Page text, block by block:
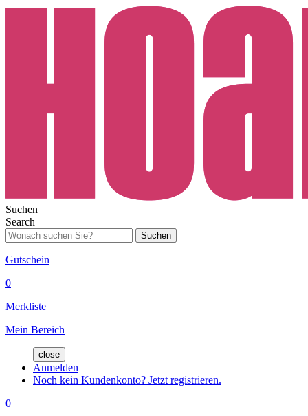
Suchen
Search
Suchen
Gutschein
0
Merkliste
Mein Bereich
close
Anmelden
Noch kein Kundenkonto? Jetzt registrieren.
0